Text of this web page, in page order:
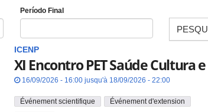
Período Final
ICENP
XI Encontro PET Saúde Cultura
16/09/2026 - 16:00 jusqu'à 18/09/2026 - 22:00
Événement scientifique
Événement d'extension